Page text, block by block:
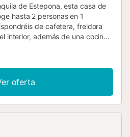
de Estepona, esta casa de
hasta 2 personas en 1
de cafetera, freidora
interior, además de una cocina
televisión y
bajo demanda para mayor
Podéis disfrutar del jardín
chimenea eléctrica
disponible hasta la 13:00.
oferta